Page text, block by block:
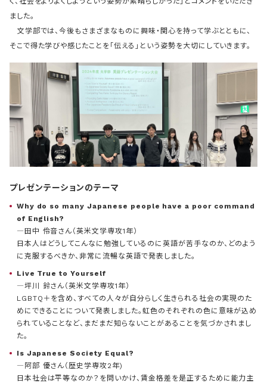
ました。
文学部では、今後もさまざまなものに興味・関心を持って学ぶとともに、
そこで得た学びや感じたことを「伝える」という姿勢を大切にしていきます。
プレゼンテーションのテーマ
Why do so many Japanese people have a poor command
of English?
―田中 伶音さん（英米文学専攻1年）
日本人はどうしてこんなに勉強しているのに英語が苦手なのか、どのよう
に克服するべきか、非常に流暢な英語で発表しました。
Live True to Yourself
―坪川 鈴さん（英米文学専攻1年）
LGBTQ＋を含め、すべての人々が自分らしく生きられる社会の実現のた
めにできることについて発表しました。虹色のそれぞれの色に意味が込め
られていることなど、まだまだ知らないことがあることを気づかされまし
た。
Is Japanese Society Equal?
―阿部 優さん（歴史学専攻2年)
日本社会は平等なのか？を問いかけ、賃金格差を是正するために能力主